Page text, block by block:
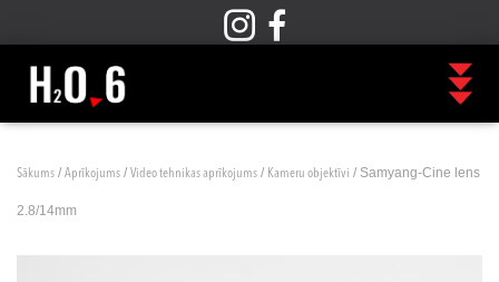
Sākums / Aprīkojums / Video tehnikas aprīkojums / Kameru objektīvi / Samyang-Cine lens
2.8/14mm